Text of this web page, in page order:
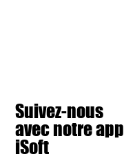
Suivez-nous
avec notre app
iSoft